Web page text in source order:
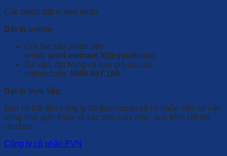
Các bước đặt in tem nhãn
Đặt in online
Gửi file sản phẩm đến
email: print.vietnam.ld@gmail.com
Tư vấn, đặt hàng và báo giá qua số
hotline/zalo: 0985.657.186
Đặt in trực tiếp:
Bạn có thể đến công ty để thăm quan sẽ có nhân viên tư vấn
cũng như giới thiệu về các đầu máy móc, quy trình chi tiết
cho bạn
Công ty cổ phần PVN